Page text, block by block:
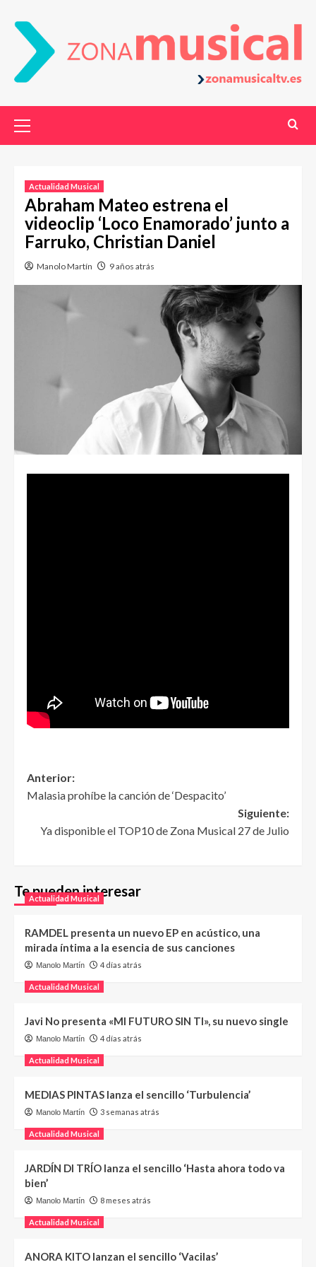
Actualidad Musical
Abraham Mateo estrena el
videoclip ‘Loco Enamorado’ junto a
Farruko, Christian Daniel
Manolo Martín 9 años atrás
Anterior:
Malasia prohíbe la canción de ‘Despacito’
Siguiente:
Ya disponible el TOP10 de Zona Musical 27 de Julio
Te pueden interesar
Actualidad Musical
RAMDEL presenta un nuevo EP en acústico, una
mirada íntima a la esencia de sus canciones
Manolo Martín 4 días atrás
Actualidad Musical
Javi No presenta «MI FUTURO SIN TI», su nuevo single
Manolo Martín 4 días atrás
Actualidad Musical
MEDIAS PINTAS lanza el sencillo ‘Turbulencia’
Manolo Martín 3 semanas atrás
Actualidad Musical
JARDÍN DI TRÍO lanza el sencillo ‘Hasta ahora todo va
bien’
Manolo Martín 8 meses atrás
Actualidad Musical
ANORA KITO lanzan el sencillo ‘Vacilas’